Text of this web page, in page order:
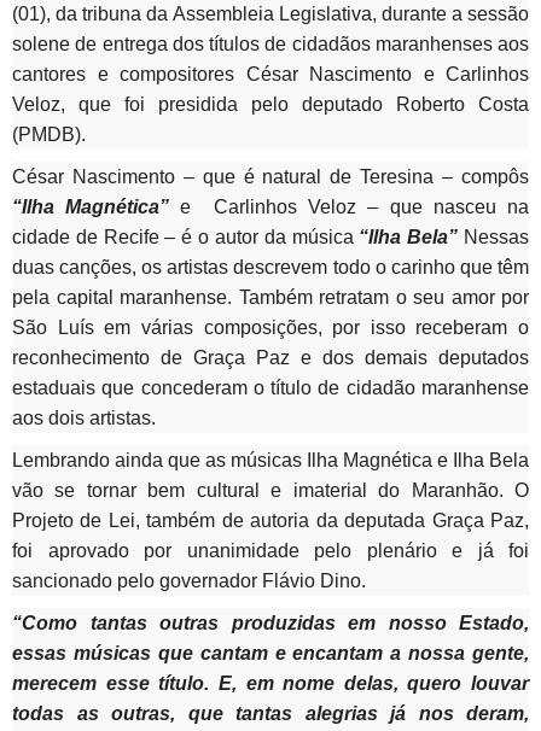
(01), da tribuna da Assembleia Legislativa, durante a sessão
solene de entrega dos títulos de cidadãos maranhenses aos
cantores e compositores César Nascimento e Carlinhos
Veloz, que foi presidida pelo deputado Roberto Costa
(PMDB).
César Nascimento – que é natural de Teresina – compôs
“Ilha Magnética” e Carlinhos Veloz – que nasceu na
cidade de Recife – é o autor da música “Ilha Bela” Nessas
duas canções, os artistas descrevem todo o carinho que têm
pela capital maranhense. Também retratam o seu amor por
São Luís em várias composições, por isso receberam o
reconhecimento de Graça Paz e dos demais deputados
estaduais que concederamo título de cidadão maranhense
aos dois artistas.
Lembrando ainda que as músicas Ilha Magnética e Ilha Bela
vão se tornar bem cultural e imaterial do Maranhão. O
Projeto de Lei, também de autoria da deputada Graça Paz,
foi aprovado por unanimidade pelo plenário e já foi
sancionado pelo governador Flávio Dino.
“Como tantas outras produzidas em nosso Estado,
essas músicas que cantam e encantam a nossa gente,
merecem esse título. E, em nome delas, quero louvar
todas as outras, que tantas alegrias já nos deram,